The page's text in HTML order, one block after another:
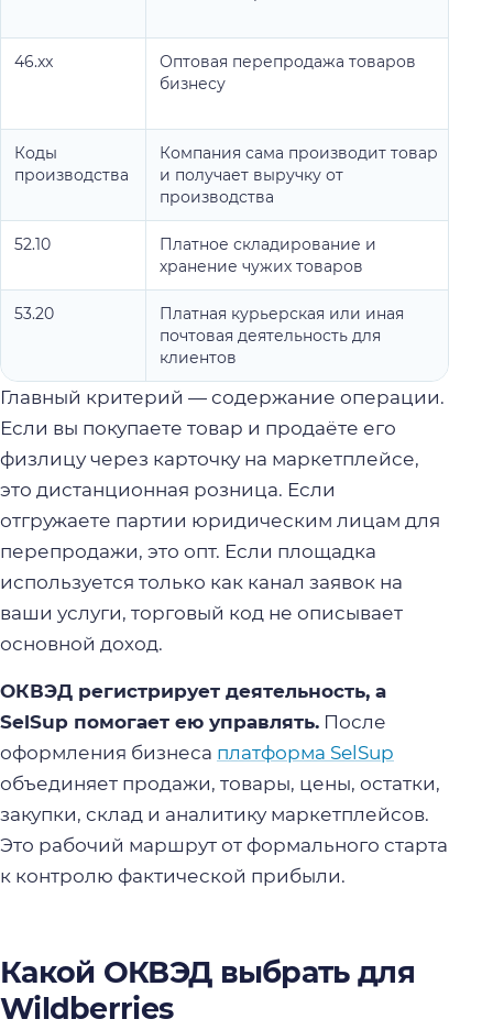
46.xx
Оптовая перепродажа товаров
бизнесу
Коды
производства
Компания сама производит товар
и получает выручку от
производства
52.10
Платное складирование и
хранение чужих товаров
53.20
Платная курьерская или иная
почтовая деятельность для
клиентов
Главный критерий — содержание операции.
Если вы покупаете товар и продаёте его
физлицу через карточку на маркетплейсе,
это дистанционная розница. Если
отгружаете партии юридическим лицам для
перепродажи, это опт. Если площадка
используется только как канал заявок на
ваши услуги, торговый код не описывает
основной доход.
ОКВЭД регистрирует деятельность, а
SelSup помогает ею управлять. После
оформления бизнеса платформа SelSup
объединяет продажи, товары, цены, остатки,
закупки, склад и аналитику маркетплейсов.
Это рабочий маршрут от формального старта
к контролю фактической прибыли.
Какой ОКВЭД выбрать для
Wildberries